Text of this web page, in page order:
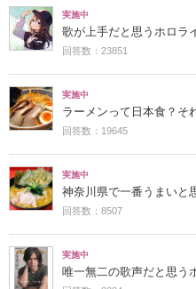
実施中
歌が上手だと思うホロラ
回答数：23851
実施中
ラーメンって日本食？そ
回答数：19645
実施中
神奈川県で一番うまいと
回答数：8507
実施中
唯一無二の歌声だと思う